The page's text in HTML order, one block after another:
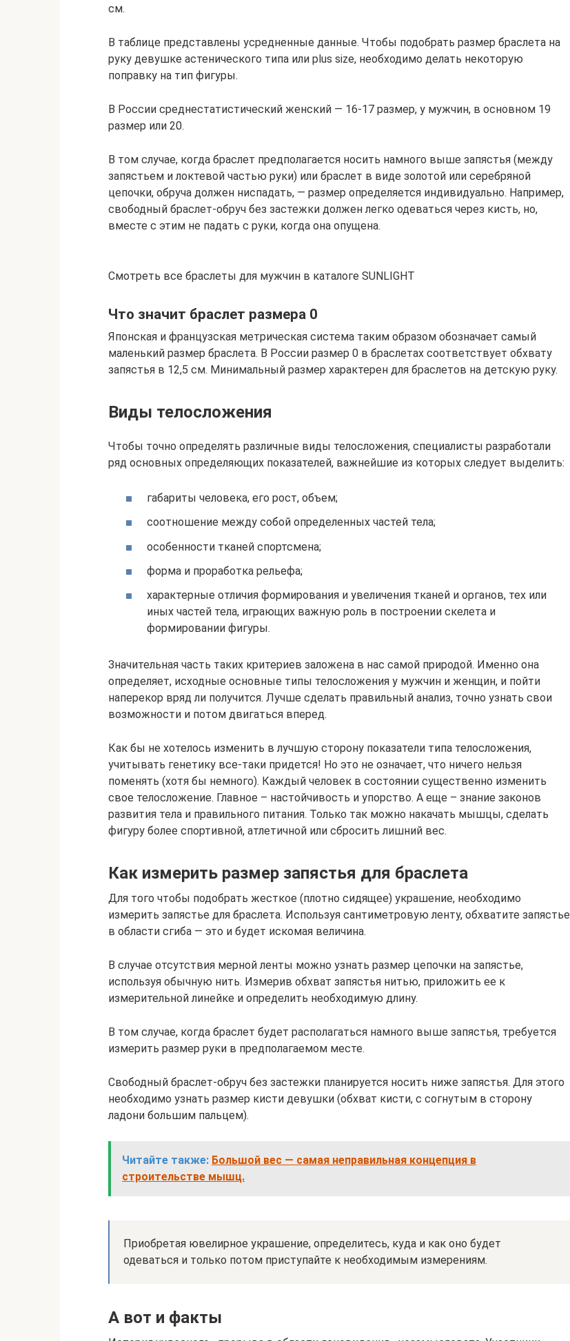
см.
В таблице представлены усредненные данные. Чтобы подобрать размер браслета на
руку девушке астенического типа или plus size, необходимо делать некоторую
поправку на тип фигуры.
В России среднестатистический женский — 16-17 размер, у мужчин, в основном 19
размер или 20.
В том случае, когда браслет предполагается носить намного выше запястья (между
запястьем и локтевой частью руки) или браслет в виде золотой или серебряной
цепочки, обруча должен ниспадать, — размер определяется индивидуально. Например,
свободный браслет-обруч без застежки должен легко одеваться через кисть, но,
вместе с этим не падать с руки, когда она опущена.
Смотреть все браслеты для мужчин в каталоге SUNLIGHT
Что значит браслет размера 0
Японская и французская метрическая система таким образом обозначает самый
маленький размер браслета. В России размер 0 в браслетах соответствует обхвату
запястья в 12,5 см. Минимальный размер характерен для браслетов на детскую руку.
Виды телосложения
Чтобы точно определять различные виды телосложения, специалисты разработали
ряд основных определяющих показателей, важнейшие из которых следует выделить:
габариты человека, его рост, объем;
соотношение между собой определенных частей тела;
особенности тканей спортсмена;
форма и проработка рельефа;
характерные отличия формирования и увеличения тканей и органов, тех или
иных частей тела, играющих важную роль в построении скелета и
формировании фигуры.
Значительная часть таких критериев заложена в нас самой природой. Именно она
определяет, исходные основные типы телосложения у мужчин и женщин, и пойти
наперекор вряд ли получится. Лучше сделать правильный анализ, точно узнать свои
возможности и потом двигаться вперед.
Как бы не хотелось изменить в лучшую сторону показатели типа телосложения,
учитывать генетику все-таки придется! Но это не означает, что ничего нельзя
поменять (хотя бы немного). Каждый человек в состоянии существенно изменить
свое телосложение. Главное – настойчивость и упорство. А еще – знание законов
развития тела и правильного питания. Только так можно накачать мышцы, сделать
фигуру более спортивной, атлетичной или сбросить лишний вес.
Как измерить размер запястья для браслета
Для того чтобы подобрать жесткое (плотно сидящее) украшение, необходимо
измерить запястье для браслета. Используя сантиметровую ленту, обхватите запястье
в области сгиба — это и будет искомая величина.
В случае отсутствия мерной ленты можно узнать размер цепочки на запястье,
используя обычную нить. Измерив обхват запястья нитью, приложить ее к
измерительной линейке и определить необходимую длину.
В том случае, когда браслет будет располагаться намного выше запястья, требуется
измерить размер руки в предполагаемом месте.
Свободный браслет-обруч без застежки планируется носить ниже запястья. Для этого
необходимо узнать размер кисти девушки (обхват кисти, с согнутым в сторону
ладони большим пальцем).
Читайте также: Большой вес — самая неправильная концепция в
строительстве мышц.
Приобретая ювелирное украшение, определитесь, куда и как оно будет
одеваться и только потом приступайте к необходимым измерениям.
А вот и факты